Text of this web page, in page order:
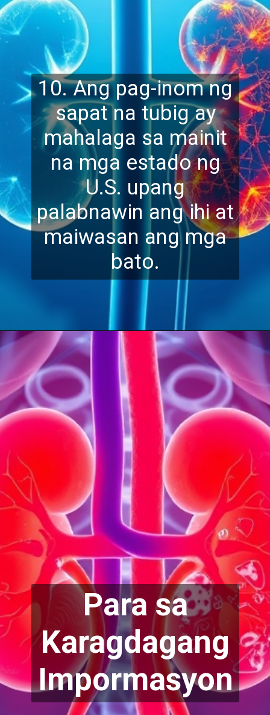
10. Ang pag-inom ng
sapat na tubig ay
mahalaga sa mainit
na mga estado ng
U.S. upang
palabnawin ang ihi at
maiwasan ang mga
bato.
Para sa
Karagdagang
Impormasyon